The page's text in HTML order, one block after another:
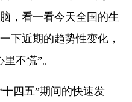
，看一看今天全国的生
下近期的趋势性变化，
不慌”。
四五”期间的快速发